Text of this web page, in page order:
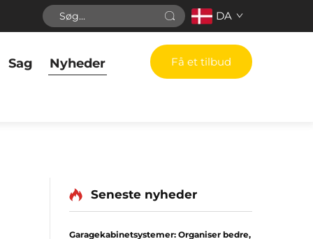
DA
Sag Nyheder Få et tilbud
Seneste nyheder
Garagekabinetsystemer: Organiser bedre,